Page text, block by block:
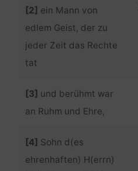
[2] ein Mann von
edlem Geist, der zu
jeder Zeit das Rechte
tat
[3] und berühmt war
an Ruhm und Ehre,
[4] Sohn d(es
ehrenhaften) H(errn)